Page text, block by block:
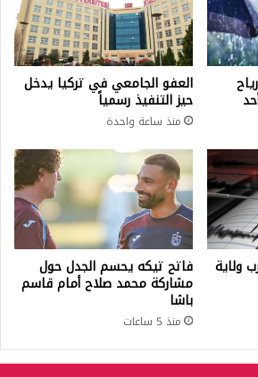
العفو الجامعي في تركيا يدخل
حيز التنفيذ رسمياً
منذ ساعة واحدة
يضرب ولاية فاتح تيكه يحسم الجدل حول
مشاركة محمد صلاح أمام قاسم
باشا
منذ 5 ساعات